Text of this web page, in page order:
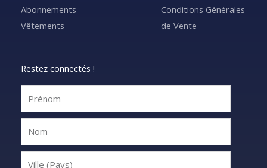
Abonnements
Vêtements
Conditions Générales
de Vente
Restez connectés !